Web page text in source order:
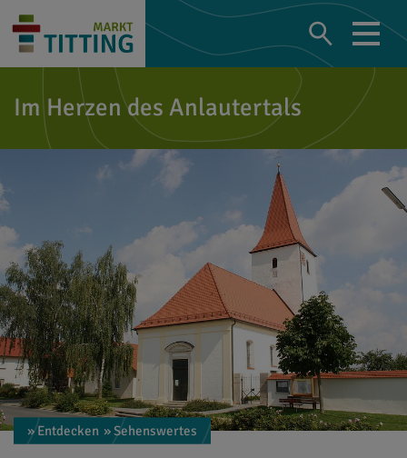
Im Herzen des Anlautertals
» Entdecken » Sehenswertes